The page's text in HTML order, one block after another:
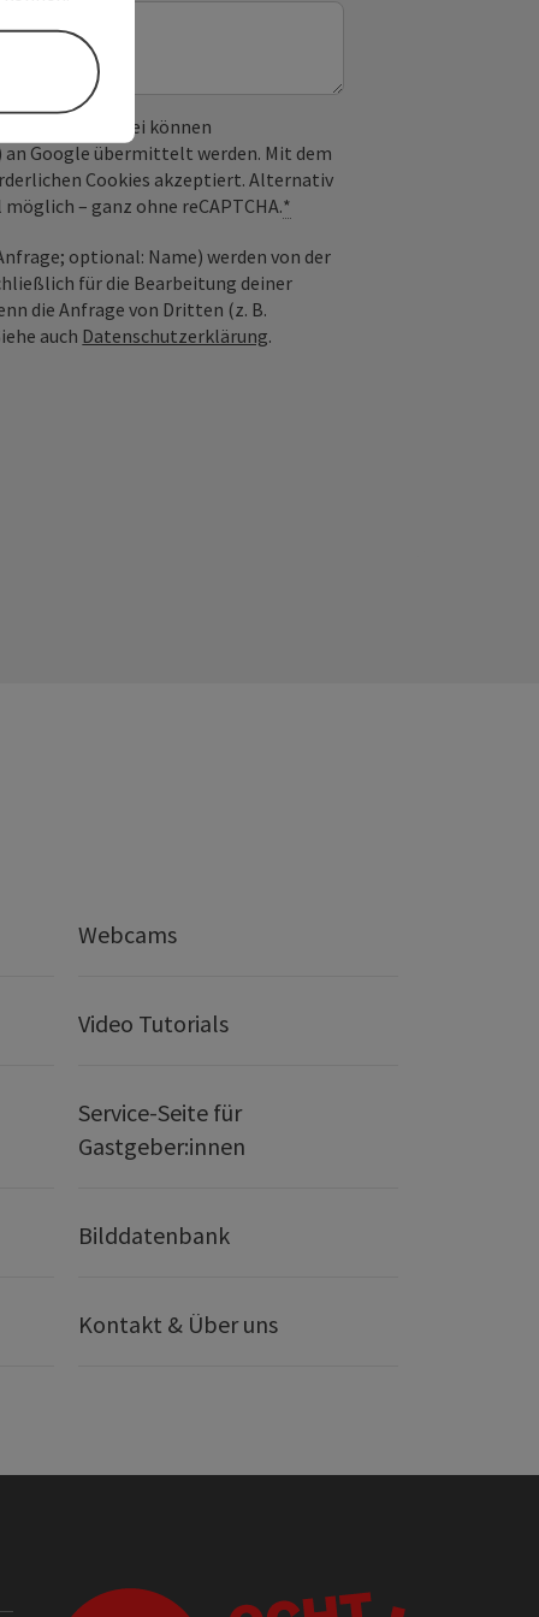
verwendet. Dabei können
an Google übermittelt werden. Mit dem
Cookies akzeptiert. Alternativ
– ganz ohne reCAPTCHA.*
optional: Name) werden von der
für die Bearbeitung deiner
die Anfrage von Dritten (z. B.
auch Datenschutzerklärung.
Webcams
Video Tutorials
Service-Seite für
Gastgeber:innen
Bilddatenbank
Kontakt & Über uns